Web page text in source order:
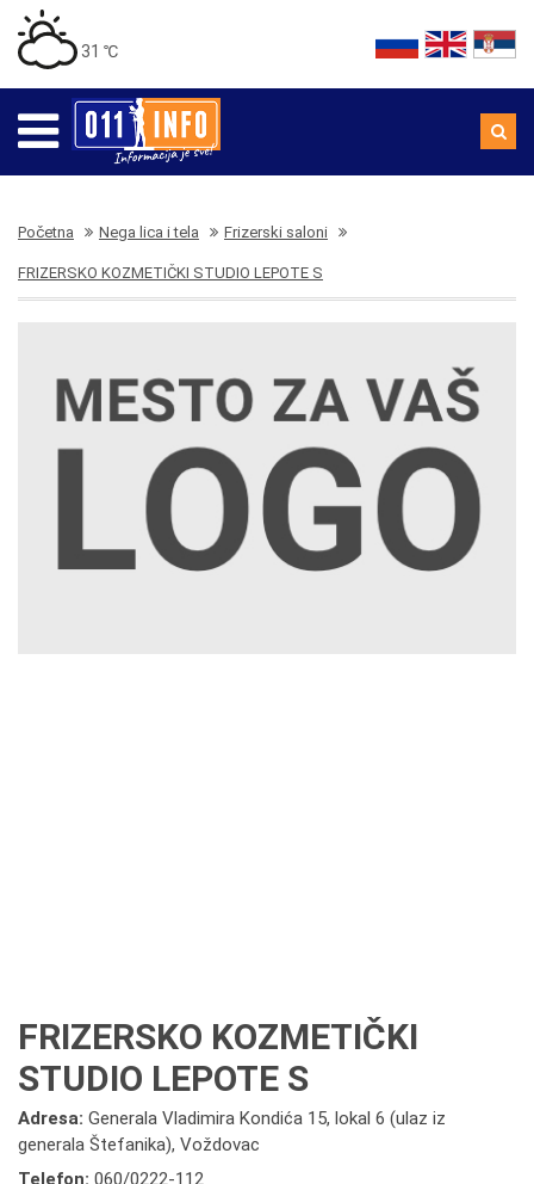
31 ℃
Početna Nega lica i tela Frizerski saloni
FRIZERSKO KOZMETIČKI STUDIO LEPOTE S
FRIZERSKO KOZMETIČKI
STUDIO LEPOTE S
Adresa: Generala Vladimira Kondića 15, lokal 6 (ulaz iz
generala Štefanika), Voždovac
Telefon: 060/0222-112